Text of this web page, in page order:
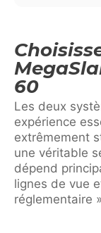
60
Les deux
expérience
extrêmement
une véritable
dépend
lignes de vue
réglementaire